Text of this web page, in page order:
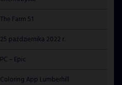
The Farm 51
25 października 2022 r.
PC – Epic
Coloring App Lumberhill